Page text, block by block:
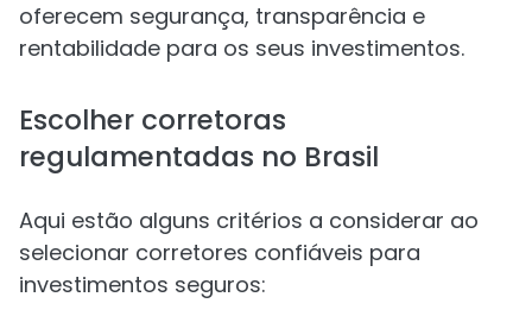
oferecem segurança, transparência e
rentabilidade para os seus investimentos.
Escolher corretoras
regulamentadas no Brasil
Aqui estão alguns critérios a considerar ao
selecionar corretores confiáveis para
investimentos seguros: